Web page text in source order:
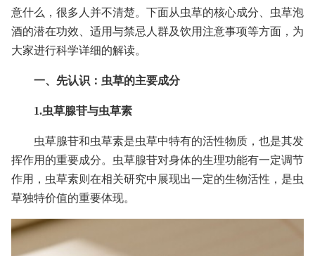
意什么，很多人并不清楚。下面从虫草的核心成分、虫草泡
酒的潜在功效、适用与禁忌人群及饮用注意事项等方面，为
大家进行科学详细的解读。
一、先认识：虫草的主要成分
1.虫草腺苷与虫草素
虫草腺苷和虫草素是虫草中特有的活性物质，也是其发
挥作用的重要成分。虫草腺苷对身体的生理功能有一定调节
作用，虫草素则在相关研究中展现出一定的生物活性，是虫
草独特价值的重要体现。